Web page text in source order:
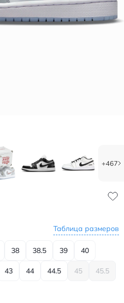
+467
Таблица размеров
38 38.5 39 40
43 44 44.5 45 45.5